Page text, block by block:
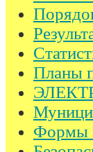
Планы
Формы